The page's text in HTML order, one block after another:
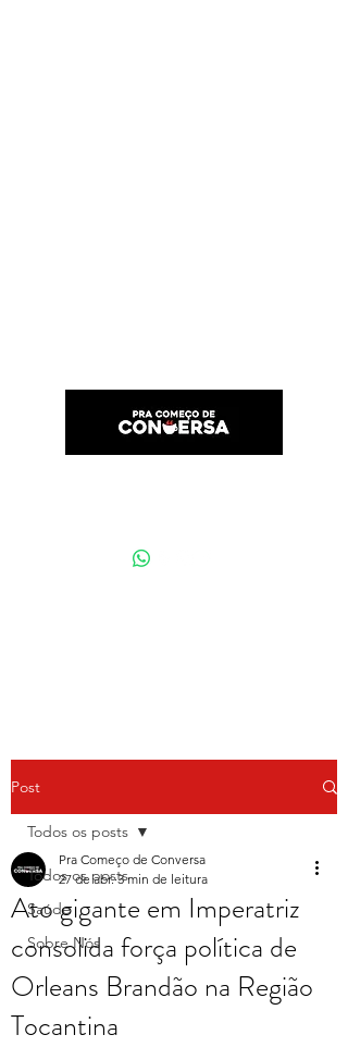
Post
Todos os posts
Saúde
Sobre Nós
Todos os posts
Ato gigante em Imperatriz
consolida força política de
Orleans Brandão na Região
Tocantina
Pra Começo de Conversa
27 de abr. 3 min de leitura